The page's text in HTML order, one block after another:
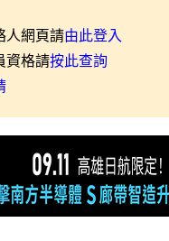
人網頁請由此登入
資格請按此查詢